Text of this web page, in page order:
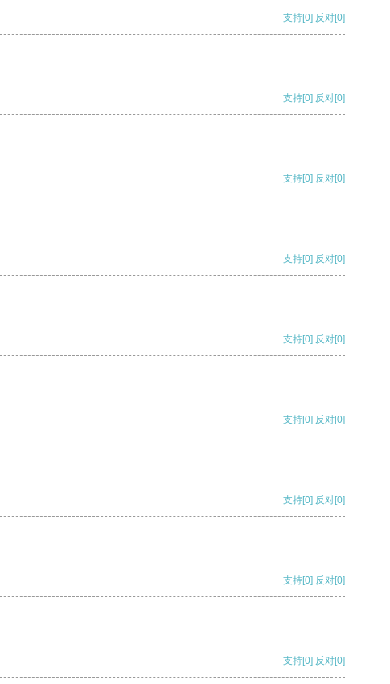
支持[0] 反对[0]
支持[0] 反对[0]
支持[0] 反对[0]
支持[0] 反对[0]
支持[0] 反对[0]
支持[0] 反对[0]
支持[0] 反对[0]
支持[0] 反对[0]
支持[0] 反对[0]